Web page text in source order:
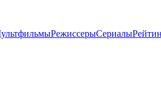
РежиссерыСериалы